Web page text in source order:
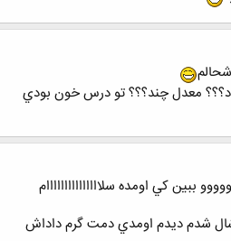
معدل چند؟؟؟ تو درس خون بودي
ببين كي اومده سلااااااااااااااام
شدم ديدم اومدي دمت گرم داداش